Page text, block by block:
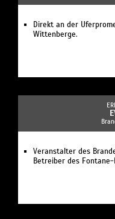
Direkt an der
Wittenberge.
Veranstalter des
Betreiber des